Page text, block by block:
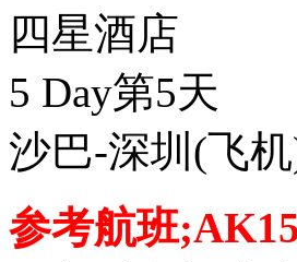
四星酒店
5 Day第5天
沙巴-深圳 (飞
参考航班